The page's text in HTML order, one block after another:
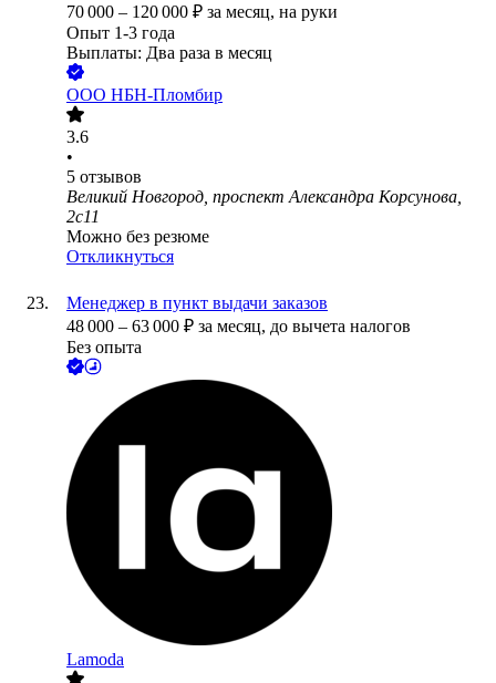
70 000 – 120 000 ₽ за месяц, на руки
Опыт 1-3 года
Выплаты: Два раза в месяц
ООО НБН-Пломбир
3.6
•
5 отзывов
Великий Новгород, проспект Александра Корсунова,
2с11
Можно без резюме
Откликнуться
Менеджер в пункт выдачи заказов
48 000 – 63 000 ₽ за месяц, до вычета налогов
Без опыта
Lamoda